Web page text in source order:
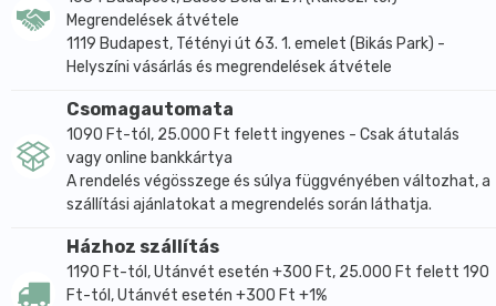
Megrendelések átvétele
1119 Budapest, Tétényi út 63. 1. emelet (Bikás Park) -
Helyszíni vásárlás és megrendelések átvétele
Csomagautomata
1090 Ft-tól, 25.000 Ft felett ingyenes - Csak átutalás
vagy online bankkártya
A rendelés végösszege és súlya függvényében változhat, a
szállítási ajánlatokat a megrendelés során láthatja.
Házhoz szállítás
1190 Ft-tól, Utánvét esetén +300 Ft, 25.000 Ft felett 190
Ft-tól, Utánvét esetén +300 Ft +1%